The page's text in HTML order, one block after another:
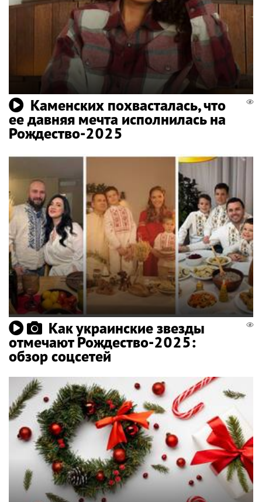
Каменских похвасталась, что
ее давняя мечта исполнилась на
Рождество-2025
Как украинские звезды
отмечают Рождество-2025:
обзор соцсетей